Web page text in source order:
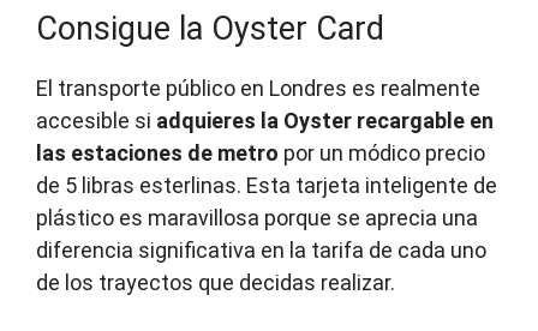
Consigue la Oyster Card
El transporte público en Londres es realmente
accesible si adquieres la Oyster recargable en
las estaciones de metro por un módico precio
de 5 libras esterlinas. Esta tarjeta inteligente de
plástico es maravillosa porque se aprecia una
diferencia significativa en la tarifa de cada uno
de los trayectos que decidas realizar.